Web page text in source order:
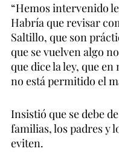
“Hemos intervenido
Habría que revisar
Saltillo, que son
que se vuelven algo
que dice la ley, que en
no está permitido el
Insistió que se debe
familias, los padres y
eviten.